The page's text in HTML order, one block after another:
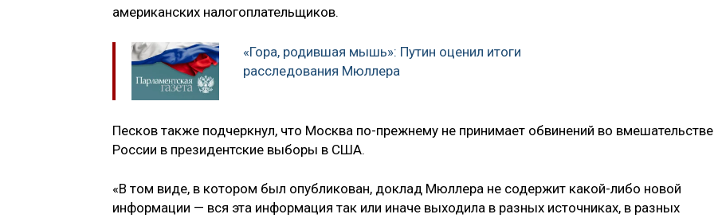
американских налогоплательщиков.
«Гора, родившая мышь»: Путин оценил итоги
расследования Мюллера
Песков также подчеркнул, что Москва по-прежнему не принимает обвинений во вмешательстве
России в президентские выборы в США.
«В том виде, в котором был опубликован, доклад Мюллера не содержит какой-либо новой
информации — вся эта информация так или иначе выходила в разных источниках, в разных